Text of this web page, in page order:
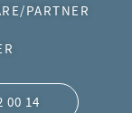
PARTNER
00 14